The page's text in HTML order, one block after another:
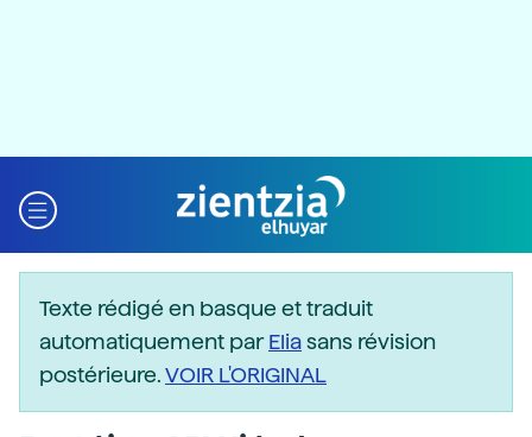
Texte rédigé en basque et traduit
automatiquement parEliasans révision
postérieure.VOIR L'ORIGINAL